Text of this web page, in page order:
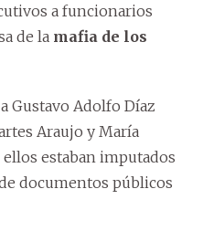
a funcionarios
de la mafia de los
Gustavo Adolfo Díaz
Araujo y María
estaban imputados
documentos públicos